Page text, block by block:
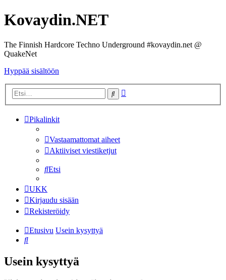
Kovaydin.NET
The Finnish Hardcore Techno Underground #kovaydin.net @
QuakeNet
Hyppää sisältöön
Etsi
Pikalinkit
Vastaamattomat aiheet
Aktiiviset viestiketjut
Etsi
UKK
Kirjaudu sisään
Rekisteröidy
Etusivu Usein kysyttyä
Etsi
Usein kysyttyä